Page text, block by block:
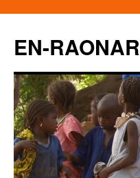
EN-RAONAR